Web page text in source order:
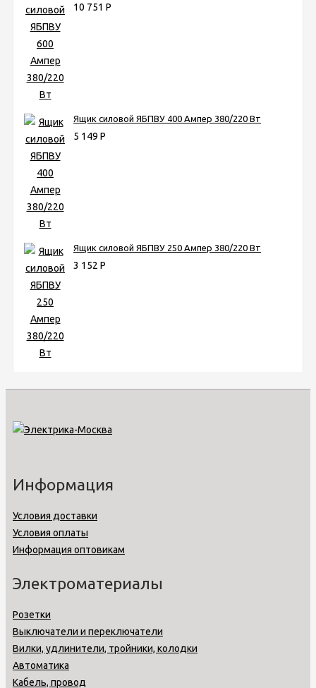
10 751 Р
Ящик силовой ЯБПВУ 400 Ампер 380/220 Вт
5 149 Р
Ящик силовой ЯБПВУ 250 Ампер 380/220 Вт
3 152 Р
Информация
Условия доставки
Условия оплаты
Информация оптовикам
Электроматериалы
Розетки
Выключатели и переключатели
Вилки, удлинители, тройники, колодки
Автоматика
Кабель, провод